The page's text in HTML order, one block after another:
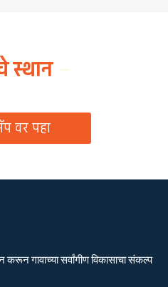
वर पहा
गावाच्या सर्वांगीण विकासाचा संकल्प